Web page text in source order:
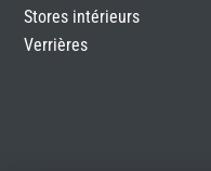
Stores intérieurs
Verrières